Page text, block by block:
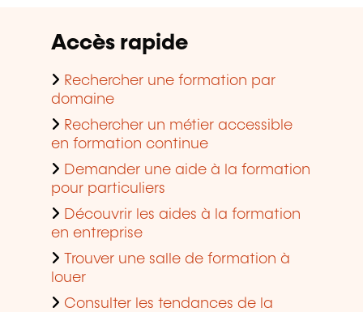
Accès rapide
Rechercher une formation par
domaine
Rechercher un métier accessible
en formation continue
Demander une aide à la formation
pour particuliers
Découvrir les aides à la formation
en entreprise
Trouver une salle de formation à
louer
Consulter les tendances de la